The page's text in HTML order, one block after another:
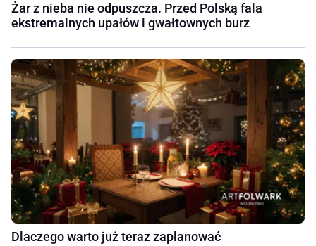
Żar z nieba nie odpuszcza. Przed Polską fala
ekstremalnych upałów i gwałtownych burz
Dlaczego warto już teraz zaplanować